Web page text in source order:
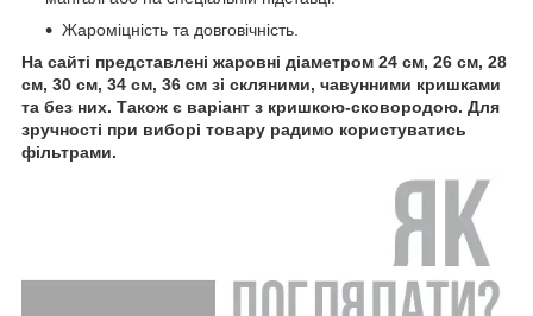
Жароміцність та довговічність.
На сайті представлені жаровні діаметром 24 см, 26 см, 28
см, 30 см, 34 см, 36 см зі скляними, чавунними кришками
та без них. Також є варіант з кришкою-сковородою. Для
зручності при виборі товару радимо користуватись
фільтрами.